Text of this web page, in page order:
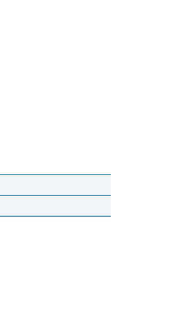
huizen bouwen
loopt vast.